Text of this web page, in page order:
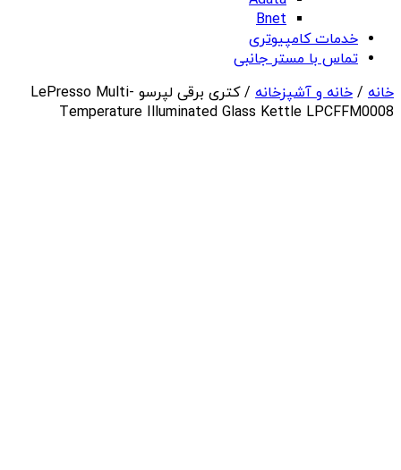
Bnet
خدمات کامپیوتری
تماس با مستر جانبی
خانه / خانه و آشپزخانه
/ کتری برقی لپرسو LePresso Multi-
Temperature Illuminated Glass Kettle LPCFFM0008